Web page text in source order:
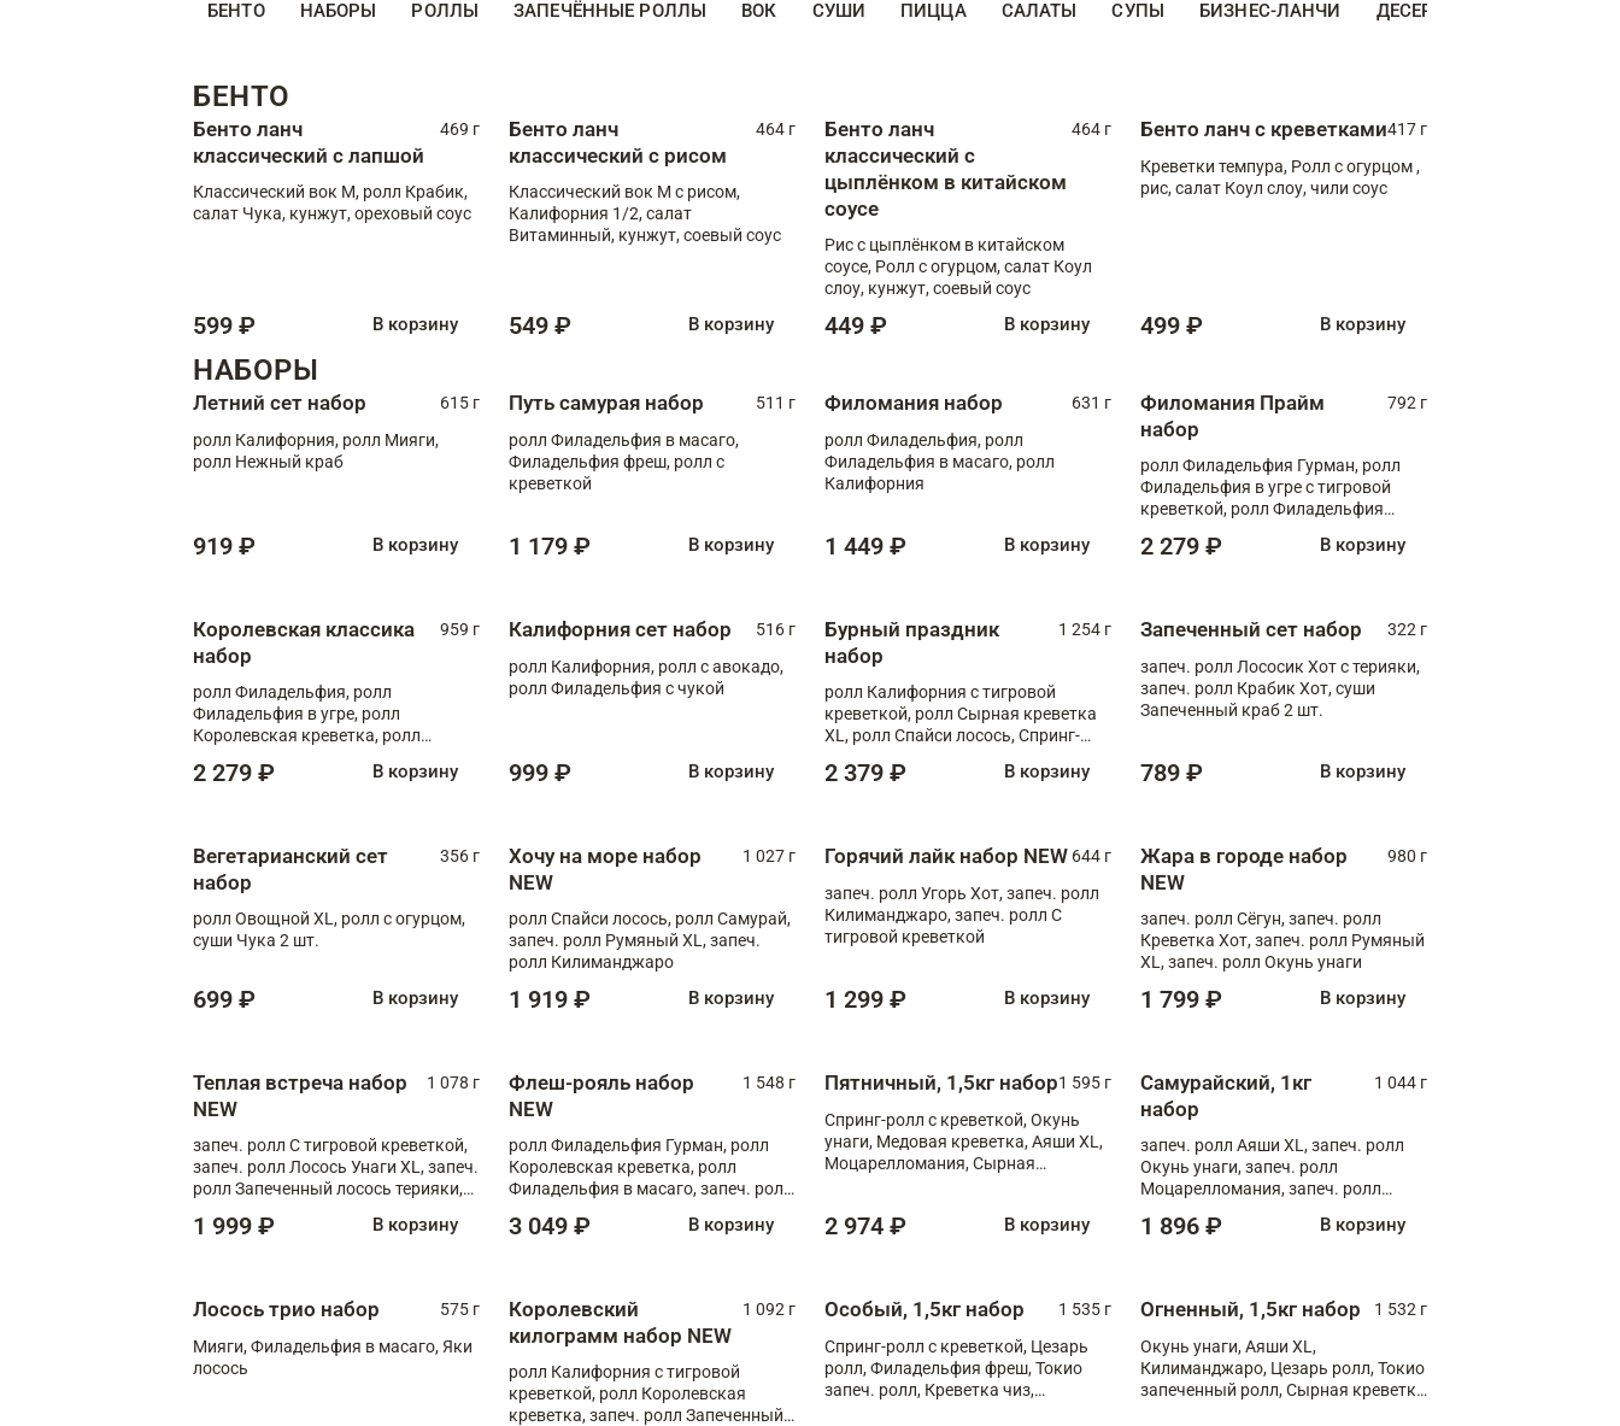
БЕНТО НАБОРЫ РОЛЛЫ ЗАПЕЧЁННЫЕ РОЛЛЫ ВОК СУШИ ПИЦЦА САЛАТЫ СУПЫ БИЗНЕС-ЛАНЧИ ДЕСЕРТЫ
БЕНТО
Бенто ланч
классический с лапшой
469 г
Классический вок М, ролл Крабик,
салат Чука, кунжут, ореховый соус
599 ₽ В корзину
Бенто ланч
классический с рисом
464 г
Классический вок М с рисом,
Калифорния 1/2, салат
Витаминный, кунжут, соевый соус
549 ₽ В корзину
Бенто ланч
классический с
цыплёнком в китайском
соусе
464 г
Рис с цыплёнком в китайском
соусе, Ролл с огурцом, салат Коул
слоу, кунжут, соевый соус
449 ₽ В корзину
Бенто ланч с креветками417 г
Креветки темпура, Ролл с огурцом ,
рис, салат Коул слоу, чили соус
499 ₽ В корзину
НАБОРЫ
Летний сет набор
615 г
ролл Калифорния, ролл Мияги,
ролл Нежный краб
919 ₽ В корзину
Путь самурая набор
511 г
ролл Филадельфия в масаго,
Филадельфия фреш, ролл с
креветкой
1 179 ₽ В корзину
Филомания набор
631 г
ролл Филадельфия, ролл
Филадельфия в масаго, ролл
Калифорния
1 449 ₽ В корзину
Филомания Прайм
набор
792 г
ролл Филадельфия Гурман, ролл
Филадельфия в угре с тигровой
креветкой, ролл Филадельфия
2 279 ₽ В корзину
Королевская классика
набор
959 г
ролл Филадельфия, ролл
Филадельфия в угре, ролл
Королевская креветка, ролл
2 279 ₽ В корзину
Калифорния сет набор
516 г
ролл Калифорния, ролл с авокадо,
ролл Филадельфия с чукой
999 ₽ В корзину
Бурный праздник
набор
1 254 г
ролл Калифорния с тигровой
креветкой, ролл Сырная креветка
XL, ролл Спайси лосось, Спринг-
Медовая креветка
2 379 ₽ В корзину
Запеченный сет набор
322 г
запеч. ролл Лососик Хот с терияки,
запеч. ролл Крабик Хот, суши
Запеченный краб 2 шт.
789 ₽ В корзину
Вегетарианский сет
набор
356 г
ролл Овощной XL, ролл с огурцом,
суши Чука 2 шт.
699 ₽ В корзину
Хочу на море набор
NEW
1 027 г
ролл Спайси лосось, ролл Самурай,
запеч. ролл Румяный XL, запеч.
ролл Килиманджаро
1 919 ₽ В корзину
Горячий лайк набор NEW 644 г
запеч. ролл Угорь Хот, запеч. ролл
Килиманджаро, запеч. ролл С
тигровой креветкой
1 299 ₽ В корзину
Жара в городе набор
NEW
980 г
запеч. ролл Сёгун, запеч. ролл
Креветка Хот, запеч. ролл Румяный
XL, запеч. ролл Окунь унаги
1 799 ₽ В корзину
Теплая встреча набор
NEW
1 078 г
запеч. ролл С тигровой креветкой,
запеч. ролл Лосось Унаги XL, запеч.
ролл Запеченный лосось терияки,
1 999 ₽ В корзину
Флеш-рояль набор
NEW
1 548 г
ролл Филадельфия Гурман, ролл
Королевская креветка, ролл
Филадельфия в масаго, запеч. ролл
Тигровая креветка с моцареллой,
3 049 ₽ В корзину
Пятничный, 1,5кг набор1 595 г
Спринг-ролл с креветкой, Окунь
унаги, Медовая креветка, Аяши XL,
Моцарелломания, Сырная
2 974 ₽ В корзину
Самурайский, 1кг
набор
1 044 г
запеч. ролл Аяши XL, запеч. ролл
Окунь унаги, запеч. ролл
Моцарелломания, запеч. ролл
1 896 ₽ В корзину
Лосось трио набор
575 г
Мияги, Филадельфия в масаго, Яки
лосось
Королевский
килограмм набор NEW
1 092 г
ролл Калифорния с тигровой
креветкой, ролл Королевская
креветка, запеч. ролл Запеченный
Особый, 1,5кг набор
1 535 г
Спринг-ролл с креветкой, Цезарь
ролл, Филадельфия фреш, Токио
запеч. ролл, Креветка чиз,
Огненный, 1,5кг набор
1 532 г
Окунь унаги, Аяши XL,
Килиманджаро, Цезарь ролл, Токио
запеченный ролл, Сырная креветка